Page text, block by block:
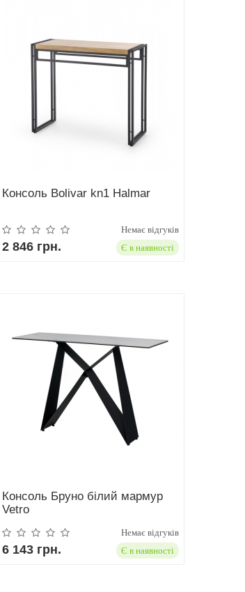
Консоль Bolivar kn1 Halmar
Немає відгуків
2 846 грн. Є в наявності
Консоль Бруно білий мармур
Vetro
Немає відгуків
6 143 грн. Є в наявності